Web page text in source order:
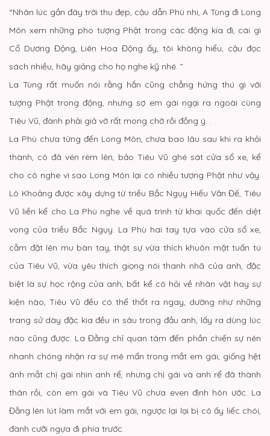
“Nhân lúc gần đây trời thu đẹp, cậu dẫn Phù nhi, A Tùng đi Long
Môn xem những pho tượng Phật trong các động kia đi, cái gì
Cổ Dương Động, Liên Hoa Động ấy, tôi không hiểu, cậu đọc
sách nhiều, hãy giảng cho họ nghe kỹ nhé. ”
La Tùng rất muốn nói rằng hắn cũng chẳng hứng thú gì với
tượng Phật trong động, nhưng sợ em gái ngại ra ngoài cùng
Tiêu Vũ, đành phải giả vờ rất mong chờ rồi đồng ý. .
La Phù chưa từng đến Long Môn, chưa bao lâu sau khi ra khỏi
thành, cô đã vén rèm lên, bảo Tiêu Vũ ghé sát cửa sổ xe, kể
cho cô nghe vì sao Long Môn lại có nhiều tượng Phật như vậy.
Lô Khoảng được xây dựng từ triều Bắc Ngụy Hiếu Văn Đế, Tiêu
Vũ liền kể cho La Phù nghe về quá trình từ khai quốc đến diệt
vong của triều Bắc Ngụy. La Phù hai tay tựa vào cửa sổ xe,
cằm đặt lên mu bàn tay, thật sự vừa thích khuôn mặt tuấn tú
của Tiêu Vũ, vừa yêu thích giọng nói thanh nhã của anh, đặc
biệt là sự học rộng của anh, bất kể cô hỏi về nhân vật hay sự
kiện nào, Tiêu Vũ đều có thể thốt ra ngay, dường như những
trang sử dày đặc kia đều in sâu trong đầu anh, lấy ra dùng lúc
nào cũng được. La Đằng chỉ quan tâm đến phần chiến sự nên
nhanh chóng nhận ra sự mê mẩn trong mắt em gái, giống hệt
ánh mắt chị gái nhìn anh rể, nhưng chị gái và anh rể đã thành
thân rồi, còn em gái và Tiêu Vũ chưa even định hôn ước. La
Đằng lén lút làm mắt với em gái, ngược lại lại bị cô ấy liếc chói,
đành cưỡi ngựa đi phía trước.